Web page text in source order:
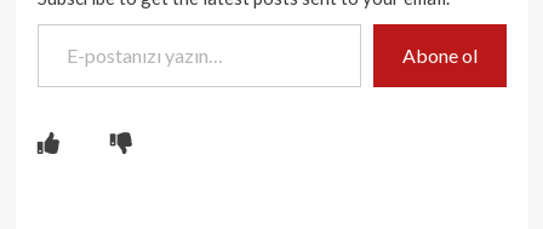
E-postanızı yazın…
Abone ol